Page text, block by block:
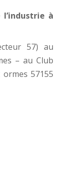
à
57) au
– au Club
57155